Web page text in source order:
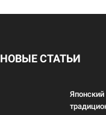
НОВЫЕ СТАТЬИ
Японский